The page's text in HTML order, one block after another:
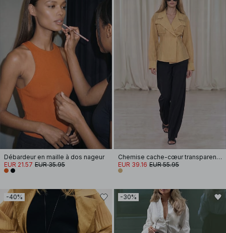
Débardeur en maille à dos nageur
EUR 21.57 EUR 35.95
Chemise cache-cœur transparente en tencel mélangé
EUR 39.16 EUR 55.95
-40% -30%